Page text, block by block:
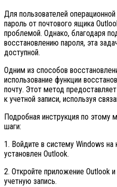
Для пользователей
пароль от почтового ящика
проблемой. Однако, благодаря
восстановлению пароля, эта
доступной.
Одним из способов
использование функции
почту. Этот метод
к учетной записи, используя
Подробная инструкция по
шаги:
1. Войдите в систему Windows
установлен Outlook.
2. Откройте приложение Outlook
учетную запись.